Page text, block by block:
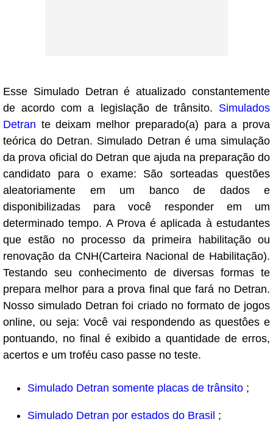
Esse Simulado Detran é atualizado constantemente
de acordo com a legislação de trânsito. Simulados
Detran te deixam melhor preparado(a) para a prova
teórica do Detran. Simulado Detran é uma simulação
da prova oficial do Detran que ajuda na preparação do
candidato para o exame: São sorteadas questões
aleatoriamente em um banco de dados e
disponibilizadas para você responder em um
determinado tempo. A Prova é aplicada à estudantes
que estão no processo da primeira habilitação ou
renovação da CNH(Carteira Nacional de Habilitação).
Testando seu conhecimento de diversas formas te
prepara melhor para a prova final que fará no Detran.
Nosso simulado Detran foi criado no formato de jogos
online, ou seja: Você vai respondendo as questôes e
pontuando, no final é exibido a quantidade de erros,
acertos e um troféu caso passe no teste.
Simulado Detran somente placas de trânsito ;
Simulado Detran por estados do Brasil ;